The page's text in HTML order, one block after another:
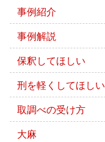
事例紹介
事例解説
保釈してほしい
刑を軽くしてほしい
取調べの受け方
大麻